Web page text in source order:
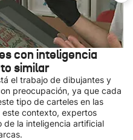
con inteligencia
similar
el trabajo de dibujantes y
preocupación, ya que cada
tipo de carteles en las
este contexto, expertos
de la inteligencia artificial